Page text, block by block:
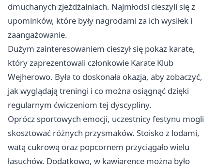
dmuchanych zjeżdżalniach. Najmłodsi cieszyli się z
upominków, które były nagrodami za ich wysiłek i
zaangażowanie.
Dużym zainteresowaniem cieszył się pokaz karate,
który zaprezentowali członkowie Karate Klub
Wejherowo. Była to doskonała okazja, aby zobaczyć,
jak wyglądają treningi i co można osiągnąć dzięki
regularnym ćwiczeniom tej dyscypliny.
Oprócz sportowych emocji, uczestnicy festynu mogli
skosztować różnych przysmaków. Stoisko z lodami,
watą cukrową oraz popcornem przyciągało wielu
łasuchów. Dodatkowo, w kawiarence można było